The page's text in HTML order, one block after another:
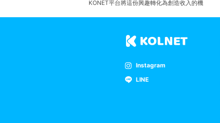
KONET平台將這份興趣轉化為創造收入的機
Instagram
LINE